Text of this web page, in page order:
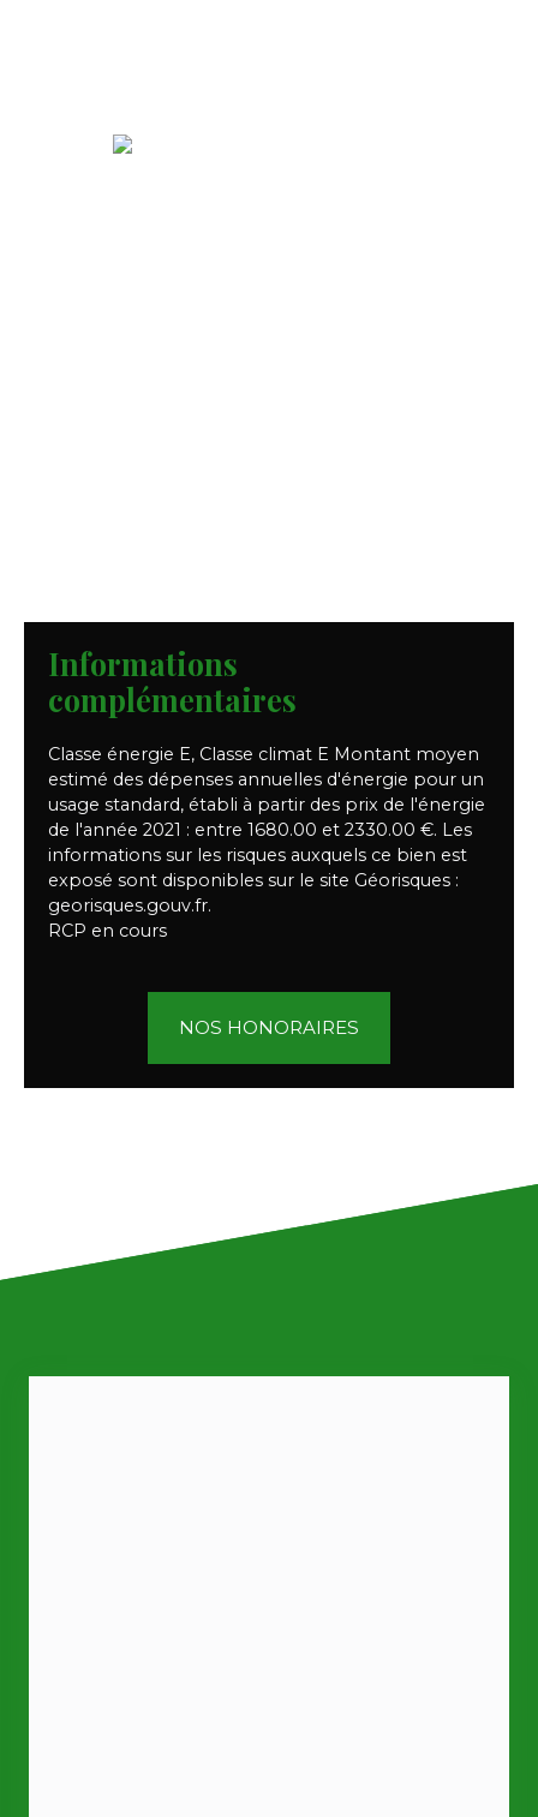
Informations
complémentaires
Classe énergie E, Classe climat E Montant moyen
estimé des dépenses annuelles d'énergie pour un
usage standard, établi à partir des prix de l'énergie
de l'année 2021 : entre 1680.00 et 2330.00 €. Les
informations sur les risques auxquels ce bien est
exposé sont disponibles sur le site Géorisques :
georisques.gouv.fr.
RCP en cours
NOS HONORAIRES